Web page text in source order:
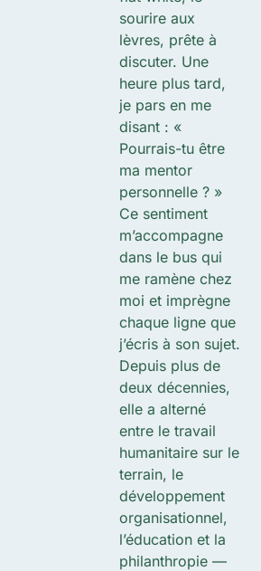
sourire aux
lèvres, prête à
discuter. Une
heure plus tard,
je pars en me
disant : «
Pourrais-tu être
ma mentor
personnelle ? »
Ce sentiment
m’accompagne
dans le bus qui
me ramène chez
moi et imprègne
chaque ligne que
j’écris à son sujet.
Depuis plus de
deux décennies,
elle a alterné
entre le travail
humanitaire sur le
terrain, le
développement
organisationnel,
l’éducation et la
philanthropie —